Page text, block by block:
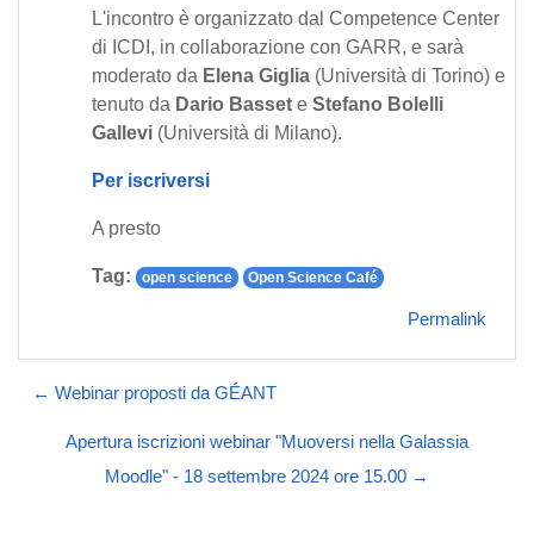
L'incontro è organizzato dal Competence Center
di ICDI, in collaborazione con GARR, e sarà
moderato da Elena Giglia (Università di Torino) e
tenuto da Dario Basset e Stefano Bolelli
Gallevi (Università di Milano).
Per iscriversi
A presto
Tag: open science Open Science Café
Permalink
← Webinar proposti da GÉANT
Apertura iscrizioni webinar "Muoversi nella Galassia
Moodle" - 18 settembre 2024 ore 15.00 →